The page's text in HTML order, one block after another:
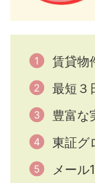
賃貸物
最短３
豊富な
東証グ
メール